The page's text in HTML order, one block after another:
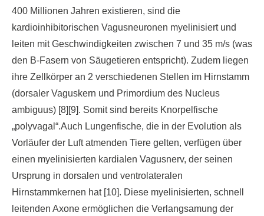
400 Millionen Jahren existieren, sind die
kardioinhibitorischen Vagusneuronen myelinisiert und
leiten mit Geschwindigkeiten zwischen 7 und 35 m/s (was
den B-Fasern von Säugetieren entspricht). Zudem liegen
ihre Zellkörper an 2 verschiedenen Stellen im Hirnstamm
(dorsaler Vaguskern und Primordium des Nucleus
ambiguus) [8][9]. Somit sind bereits Knorpelfische
„polyvagal“.Auch Lungenfische, die in der Evolution als
Vorläufer der Luft atmenden Tiere gelten, verfügen über
einen myelinisierten kardialen Vagusnerv, der seinen
Ursprung in dorsalen und ventrolateralen
Hirnstammkernen hat [10]. Diese myelinisierten, schnell
leitenden Axone ermöglichen die Verlangsamung der